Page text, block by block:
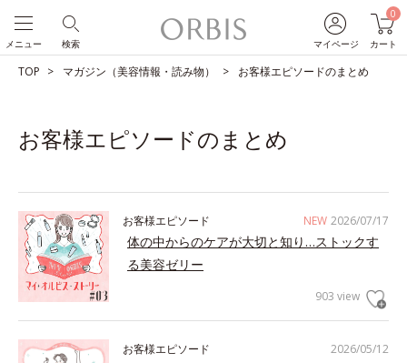
マイページ
0
カート
検索
メニュー
TOP マガジン（美容情報・読み物） お客様エピソードのまとめ
お客様エピソードのまとめ
NEW 2026/07/17
お客様エピソード
体の中からのケアが大切と知り…ストックす
る美容ゼリー
903 view
2026/05/12
お客様エピソード